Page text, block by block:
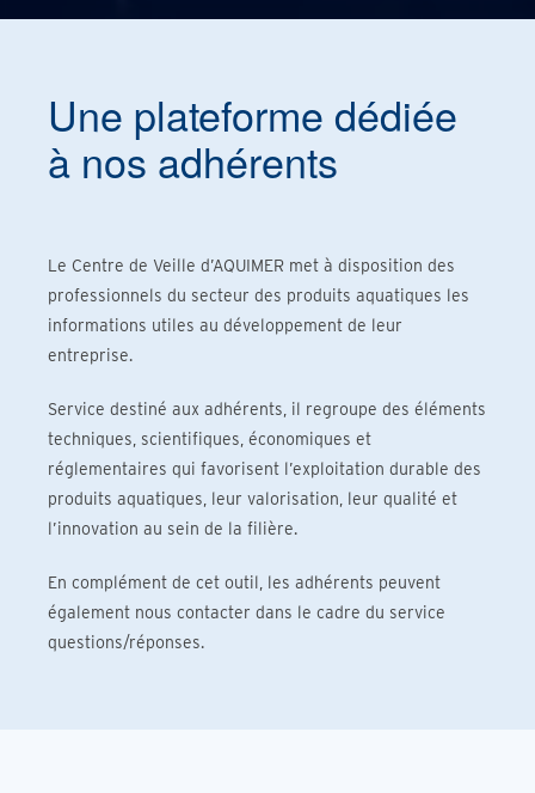
Une plateforme dédiée
à nos adhérents
Le Centre de Veille d’AQUIMER met à disposition des
professionnels du secteur des produits aquatiques les
informations utiles au développement de leur
entreprise.
Service destiné aux adhérents, il regroupe des éléments
techniques, scientifiques, économiques et
réglementaires qui favorisent l’exploitation durable des
produits aquatiques, leur valorisation, leur qualité et
l’innovation au sein de la filière.
En complément de cet outil, les adhérents peuvent
également nous contacter dans le cadre du service
questions/réponses.